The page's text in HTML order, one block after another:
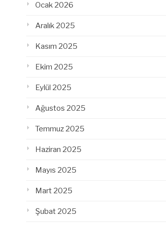
Ocak 2026
Aralık 2025
Kasım 2025
Ekim 2025
Eylül 2025
Ağustos 2025
Temmuz 2025
Haziran 2025
Mayıs 2025
Mart 2025
Şubat 2025